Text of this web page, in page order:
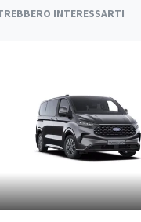
INTERESSARTI